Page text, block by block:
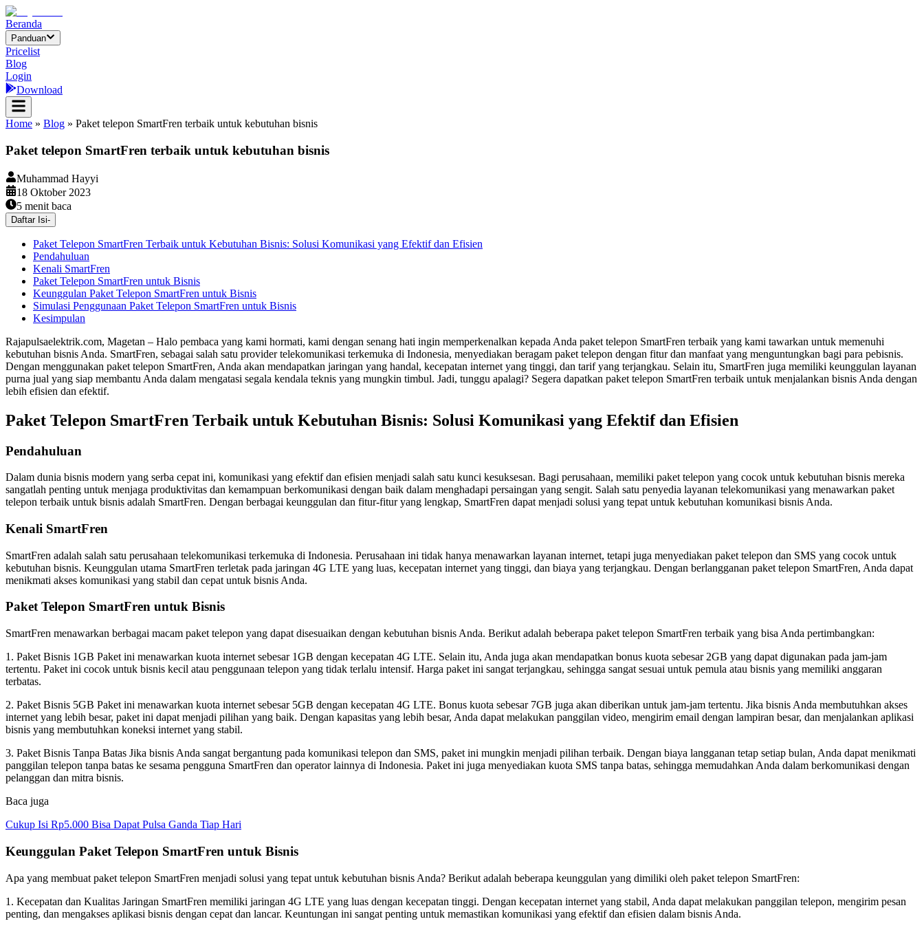
Beranda
Panduan
Pricelist
Blog
Login
Download
Home » Blog » Paket telepon SmartFren terbaik untuk kebutuhan bisnis
Paket telepon SmartFren terbaik untuk kebutuhan bisnis
Muhammad Hayyi
18 Oktober 2023
5 menit baca
Daftar Isi-
Paket Telepon SmartFren Terbaik untuk Kebutuhan Bisnis: Solusi Komunikasi yang Efektif dan Efisien
Pendahuluan
Kenali SmartFren
Paket Telepon SmartFren untuk Bisnis
Keunggulan Paket Telepon SmartFren untuk Bisnis
Simulasi Penggunaan Paket Telepon SmartFren untuk Bisnis
Kesimpulan
Rajapulsaelektrik.com, Magetan – Halo pembaca yang kami hormati, kami dengan senang hati ingin memperkenalkan kepada Anda paket telepon SmartFren terbaik yang kami tawarkan untuk memenuhi
kebutuhan bisnis Anda. SmartFren, sebagai salah satu provider telekomunikasi terkemuka di Indonesia, menyediakan beragam paket telepon dengan fitur dan manfaat yang menguntungkan bagi para pebisnis.
Dengan menggunakan paket telepon SmartFren, Anda akan mendapatkan jaringan yang handal, kecepatan internet yang tinggi, dan tarif yang terjangkau. Selain itu, SmartFren juga memiliki keunggulan layanan
purna jual yang siap membantu Anda dalam mengatasi segala kendala teknis yang mungkin timbul. Jadi, tunggu apalagi? Segera dapatkan paket telepon SmartFren terbaik untuk menjalankan bisnis Anda dengan
lebih efisien dan efektif.
Paket Telepon SmartFren Terbaik untuk Kebutuhan Bisnis: Solusi Komunikasi yang Efektif dan Efisien
Pendahuluan
Dalam dunia bisnis modern yang serba cepat ini, komunikasi yang efektif dan efisien menjadi salah satu kunci kesuksesan. Bagi perusahaan, memiliki paket telepon yang cocok untuk kebutuhan bisnis mereka
sangatlah penting untuk menjaga produktivitas dan kemampuan berkomunikasi dengan baik dalam menghadapi persaingan yang sengit. Salah satu penyedia layanan telekomunikasi yang menawarkan paket
telepon terbaik untuk bisnis adalah SmartFren. Dengan berbagai keunggulan dan fitur-fitur yang lengkap, SmartFren dapat menjadi solusi yang tepat untuk kebutuhan komunikasi bisnis Anda.
Kenali SmartFren
SmartFren adalah salah satu perusahaan telekomunikasi terkemuka di Indonesia. Perusahaan ini tidak hanya menawarkan layanan internet, tetapi juga menyediakan paket telepon dan SMS yang cocok untuk
kebutuhan bisnis. Keunggulan utama SmartFren terletak pada jaringan 4G LTE yang luas, kecepatan internet yang tinggi, dan biaya yang terjangkau. Dengan berlangganan paket telepon SmartFren, Anda dapat
menikmati akses komunikasi yang stabil dan cepat untuk bisnis Anda.
Paket Telepon SmartFren untuk Bisnis
SmartFren menawarkan berbagai macam paket telepon yang dapat disesuaikan dengan kebutuhan bisnis Anda. Berikut adalah beberapa paket telepon SmartFren terbaik yang bisa Anda pertimbangkan:
1. Paket Bisnis 1GB Paket ini menawarkan kuota internet sebesar 1GB dengan kecepatan 4G LTE. Selain itu, Anda juga akan mendapatkan bonus kuota sebesar 2GB yang dapat digunakan pada jam-jam
tertentu. Paket ini cocok untuk bisnis kecil atau penggunaan telepon yang tidak terlalu intensif. Harga paket ini sangat terjangkau, sehingga sangat sesuai untuk pemula atau bisnis yang memiliki anggaran
terbatas.
2. Paket Bisnis 5GB Paket ini menawarkan kuota internet sebesar 5GB dengan kecepatan 4G LTE. Bonus kuota sebesar 7GB juga akan diberikan untuk jam-jam tertentu. Jika bisnis Anda membutuhkan akses
internet yang lebih besar, paket ini dapat menjadi pilihan yang baik. Dengan kapasitas yang lebih besar, Anda dapat melakukan panggilan video, mengirim email dengan lampiran besar, dan menjalankan aplikasi
bisnis yang membutuhkan koneksi internet yang stabil.
3. Paket Bisnis Tanpa Batas Jika bisnis Anda sangat bergantung pada komunikasi telepon dan SMS, paket ini mungkin menjadi pilihan terbaik. Dengan biaya langganan tetap setiap bulan, Anda dapat menikmati
panggilan telepon tanpa batas ke sesama pengguna SmartFren dan operator lainnya di Indonesia. Paket ini juga menyediakan kuota SMS tanpa batas, sehingga memudahkan Anda dalam berkomunikasi dengan
pelanggan dan mitra bisnis.
Baca juga
Cukup Isi Rp5.000 Bisa Dapat Pulsa Ganda Tiap Hari
Keunggulan Paket Telepon SmartFren untuk Bisnis
Apa yang membuat paket telepon SmartFren menjadi solusi yang tepat untuk kebutuhan bisnis Anda? Berikut adalah beberapa keunggulan yang dimiliki oleh paket telepon SmartFren:
1. Kecepatan dan Kualitas Jaringan SmartFren memiliki jaringan 4G LTE yang luas dengan kecepatan tinggi. Dengan kecepatan internet yang stabil, Anda dapat melakukan panggilan telepon, mengirim pesan
penting, dan mengakses aplikasi bisnis dengan cepat dan lancar. Keuntungan ini sangat penting untuk memastikan komunikasi yang efektif dan efisien dalam bisnis Anda.